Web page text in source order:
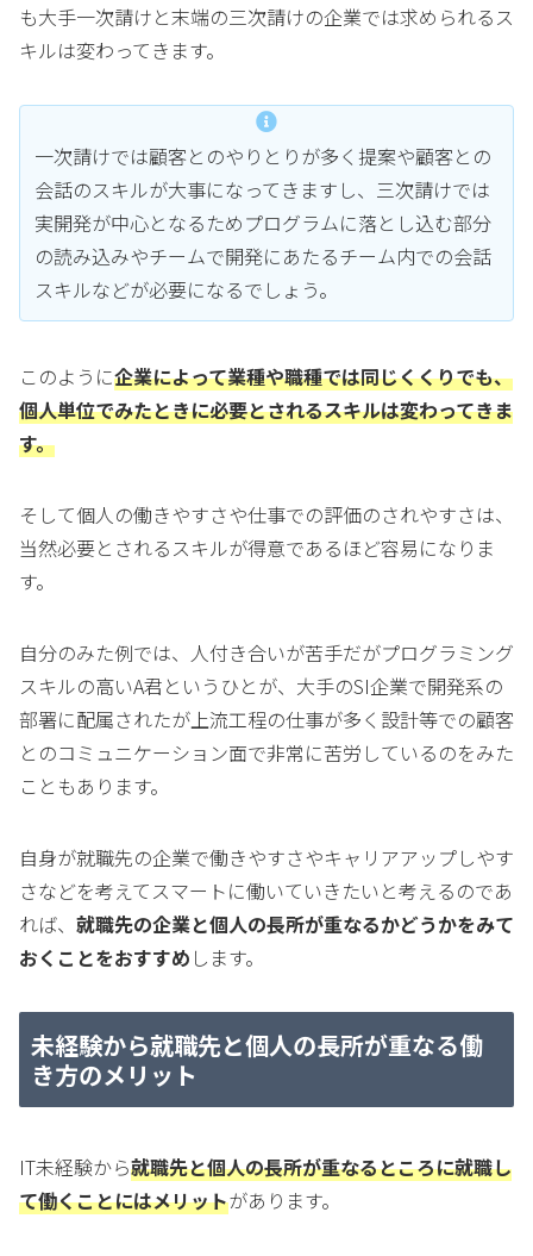
も大手一次請けと末端の三次請けの企業では求められるス
キルは変わってきます。
一次請けでは顧客とのやりとりが多く提案や顧客との
会話のスキルが大事になってきますし、三次請けでは
実開発が中心となるためプログラムに落とし込む部分
の読み込みやチームで開発にあたるチーム内での会話
スキルなどが必要になるでしょう。
このように企業によって業種や職種では同じくくりでも、
個人単位でみたときに必要とされるスキルは変わってきま
す。
そして個人の働きやすさや仕事での評価のされやすさは、
当然必要とされるスキルが得意であるほど容易になりま
す。
自分のみた例では、人付き合いが苦手だがプログラミング
スキルの高いA君というひとが、大手のSI企業で開発系の
部署に配属されたが上流工程の仕事が多く設計等での顧客
とのコミュニケーション面で非常に苦労しているのをみた
こともあります。
自身が就職先の企業で働きやすさやキャリアアップしやす
さなどを考えてスマートに働いていきたいと考えるのであ
れば、 就職先の企業と個人の長所が重なるかどうかをみて
おくことをおすすめ します。
未経験から就職先と個人の長所が重なる働
き方のメリット
IT未経験から就職先と個人の長所が重なるところに就職し
て働くことにはメリットがあります。